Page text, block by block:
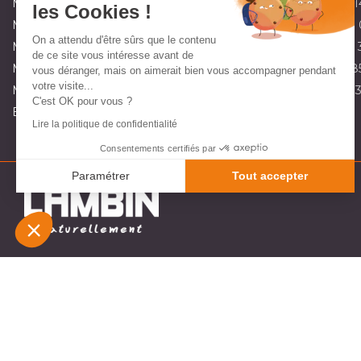
les Cookies !
On a attendu d'être sûrs que le contenu
de ce site vous intéresse avant de
vous déranger, mais on aimerait bien vous accompagner pendant
votre visite...
C'est OK pour vous ?
Lire la politique de confidentialité
Consentements certifiés par
Paramétrer Tout accepter
Axeptio consent
Plateforme de Gestion du Consentement :
Notre plateforme vous permet d'adapter et de
Magasin partenaire de matériel de jardin à Fillièvres:03 21 47
Magasin partenaire de matériel de jardin à Maninghem:
03
Magasin partenaire de matériel de jardin à Marquise:
03 21
Magasin partenaire de matériel de jardin à Orchies: 03 20 71
Magasin partenaire de matériel de jardin à St Omer:
03 10 45
Envoyez-nous un e-mail :